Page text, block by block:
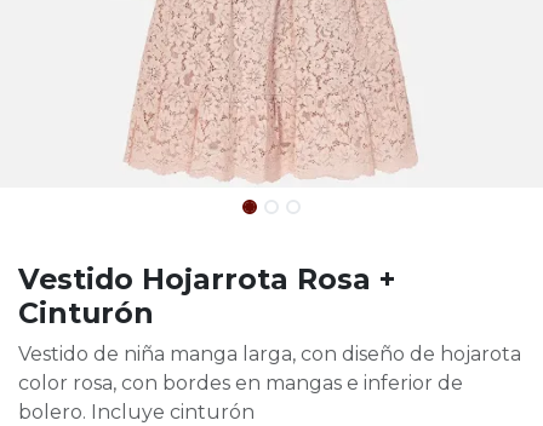
Vestido Hojarrota Rosa +
Cinturón
Vestido de niña manga larga, con diseño de hojarota
color rosa, con bordes en mangas e inferior de
bolero. Incluye cinturón